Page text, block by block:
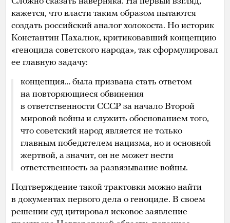
кажется, что власти таким образом пытаются
создать российский аналог холокоста. Но историк
Константин Пахалюк, критиковавший концепцию
«геноцида советского народа», так сформулировал
ее главную задачу:
концепция… была призвана стать ответом
на повторяющиеся обвинения
в ответственности СССР за начало Второй
мировой войны и служить обоснованием того,
что советский народ является не только
главным победителем нацизма, но и основной
жертвой, а значит, он не может нести
ответственность за развязывание войны.
Подтверждение такой трактовки можно найти
в документах первого дела о геноциде. В своем
решении суд цитировал исковое заявление